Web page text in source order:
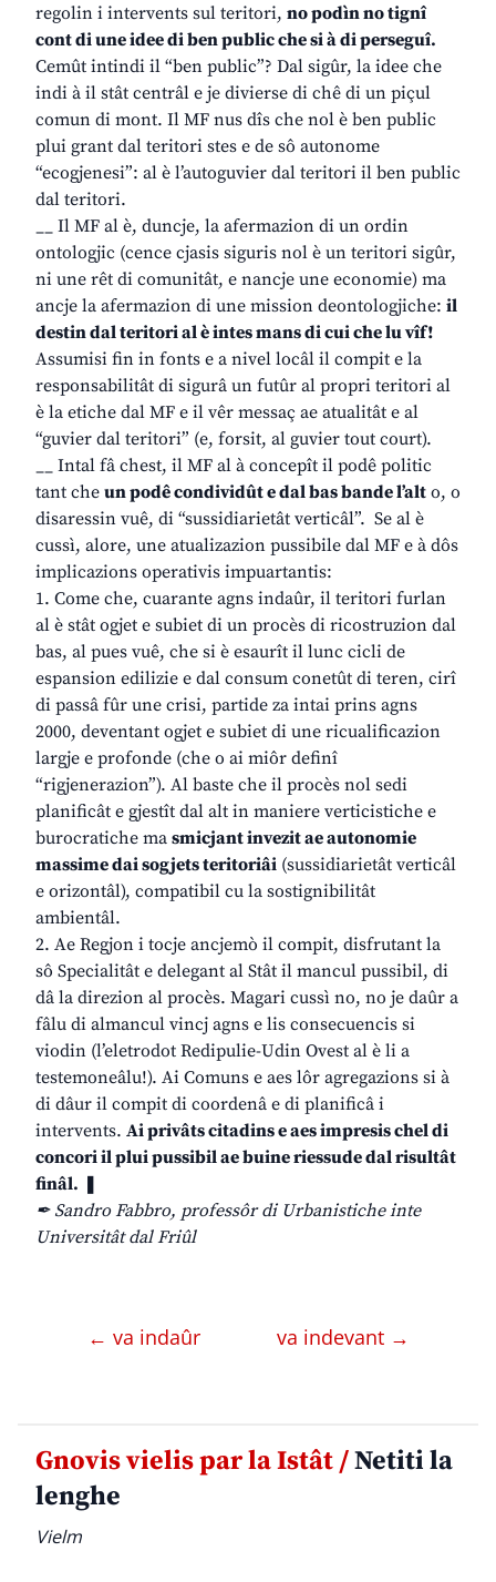
regolin i intervents sul teritori, no podìn no tignî
cont di une idee di ben public che si à di perseguî.
Cemût intindi il “ben public”? Dal sigûr, la idee che
indi à il stât centrâl e je divierse di chê di un piçul
comun di mont. Il MF nus dîs che nol è ben public
plui grant dal teritori stes e de sô autonome
“ecogjenesi”: al è l’autoguvier dal teritori il ben public
dal teritori.
__ Il MF al è, duncje, la afermazion di un ordin
ontologjic (cence cjasis siguris nol è un teritori sigûr,
ni une rêt di comunitât, e nancje une economie) ma
ancje la afermazion di une mission deontologjiche: il
destin dal teritori al è intes mans di cui che lu vîf!
Assumisi fin in fonts e a nivel locâl il compit e la
responsabilitât di sigurâ un futûr al propri teritori al
è la etiche dal MF e il vêr messaç ae atualitât e al
“guvier dal teritori” (e, forsit, al guvier tout court).
__ Intal fâ chest, il MF al à concepît il podê politic
tant che un podê condividût e dal bas bande l’alt o, o
disaressin vuê, di “sussidiarietât verticâl”. Se al è
cussì, alore, une atualizazion pussibile dal MF e à dôs
implicazions operativis impuartantis:
1. Come che, cuarante agns indaûr, il teritori furlan
al è stât ogjet e subiet di un procès di ricostruzion dal
bas, al pues vuê, che si è esaurît il lunc cicli de
espansion edilizie e dal consum conetût di teren, cirî
di passâ fûr une crisi, partide za intai prins agns
2000, deventant ogjet e subiet di une ricualificazion
largje e profonde (che o ai miôr definî
“rigjenerazion”). Al baste che il procès nol sedi
planificât e gjestît dal alt in maniere verticistiche e
burocratiche ma smicjant invezit ae autonomie
massime dai sogjets teritoriâi (sussidiarietât verticâl
e orizontâl), compatibil cu la sostignibilitât
ambientâl.
2. Ae Regjon i tocje ancjemò il compit, disfrutant la
sô Specialitât e delegant al Stât il mancul pussibil, di
dâ la direzion al procès. Magari cussì no, no je daûr a
fâlu di almancul vincj agns e lis consecuencis si
viodin (l’eletrodot Redipulie-Udin Ovest al è li a
testemoneâlu!). Ai Comuns e aes lôr agregazions si à
di dâur il compit di coordenâ e di planificâ i
intervents. Ai privâts citadins e aes impresis chel di
concori il plui pussibil ae buine riessude dal risultât
finâl.
✒ Sandro Fabbro, professôr di Urbanistiche inte
Universitât dal Friûl
← va indaûr va indevant →
Gnovis vielis par la Istât /Netiti la
lenghe
Vielm